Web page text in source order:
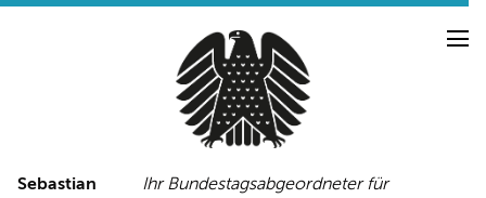
Sebastian
Ihr Bundestagsabgeordneter für